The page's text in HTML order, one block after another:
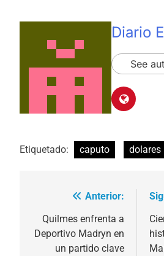
Diario
See
Etiquetado: caputo dolares
Navegación
de
entradas
Anterior:
Quilmes enfrenta a
Deportivo Madryn en
un partido clave